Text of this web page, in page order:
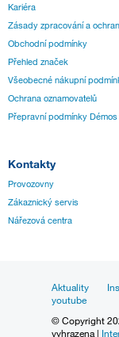
Kariéra
Zásady zpracování a
Obchodní podmínky
Přehled značek
Všeobecné nákupní
Ochrana oznamovatelů
Přepravní podmínky
Kontakty
Provozovny
Zákaznický servis
Nářezová centra
Aktuality
youtube
© Copyright
vyhrazena |